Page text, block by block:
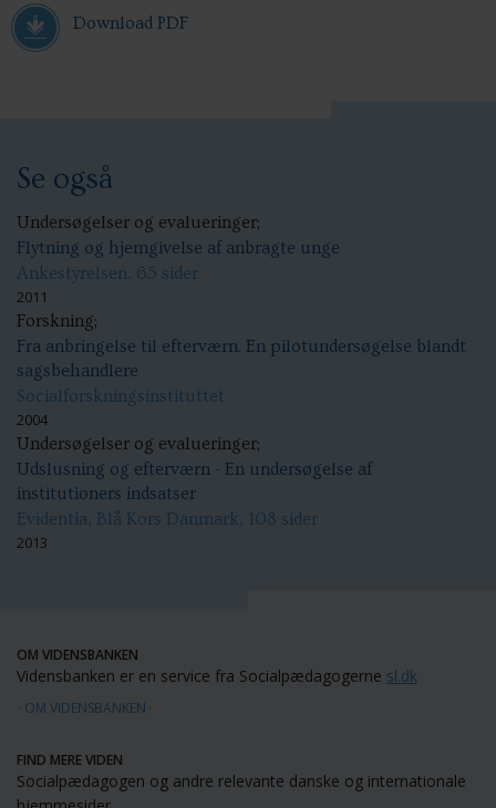
Download PDF
Se også
Undersøgelser og evalueringer;
Flytning og hjemgivelse af anbragte unge
Ankestyrelsen, 65 sider
2011
Forskning;
Fra anbringelse til efterværn. En pilotundersøgelse blandt
sagsbehandlere
Socialforskningsinstituttet
2004
Undersøgelser og evalueringer;
Udslusning og efterværn - En undersøgelse af
institutioners indsatser
Evidentia, Blå Kors Danmark, 108 sider
2013
OM VIDENSBANKEN
Vidensbanken er en service fra Socialpædagogerne sl.dk
OM VIDENSBANKEN
FIND MERE VIDEN
Socialpædagogen og andre relevante danske og internationale